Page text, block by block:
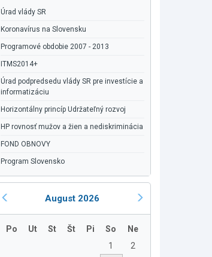
Úrad vlády SR
Koronavírus na Slovensku
Programové obdobie 2007 - 2013
ITMS2014+
Úrad podpredsedu vlády SR pre investície a
informatizáciu
Horizontálny princíp Udržateľný rozvoj
HP rovnosť mužov a žien a nediskriminácia
FOND OBNOVY
Program Slovensko
August 2026
Po Ut St Št Pi So
Ne
1
2